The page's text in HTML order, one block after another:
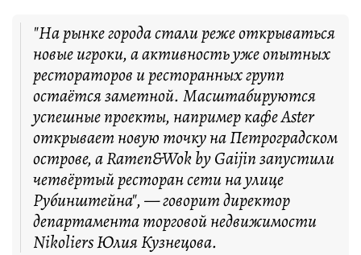
"На рынке города стали реже открываться
новые игроки, а активность уже опытных
рестораторов и ресторанных групп
остаётся заметной. Масштабируются
успешные проекты, например кафе Aster
открывает новую точку на Петроградском
острове, а Ramen&Wok by Gaijin запустили
четвёртый ресторан сети на улице
Рубинштейна", — говорит директор
департамента торговой недвижимости
Nikoliers Юлия Кузнецова.